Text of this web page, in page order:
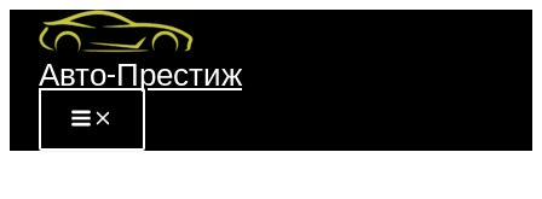
Перейти
содержимому
Авто-Престиж